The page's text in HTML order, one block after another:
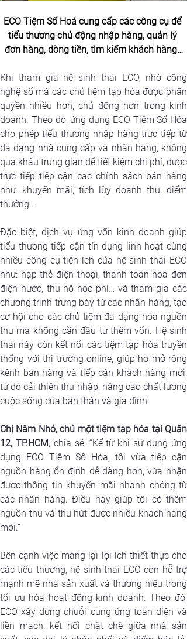
ECO Tiệm Số Hoá cung cấp các công cụ để
tiểu thương chủ động nhập hàng, quản lý
đơn hàng, dòng tiền, tìm kiếm khách hàng…
Khi tham gia hệ sinh thái ECO, nhờ công
nghệ số mà các chủ tiệm tạp hóa được phân
quyền nhiều hơn, chủ động hơn trong kinh
doanh. Theo đó, ứng dụng ECO Tiệm Số Hóa
cho phép tiểu thương nhập hàng trực tiếp từ
đa dạng nhà cung cấp và nhãn hàng, không
qua khâu trung gian để tiết kiệm chi phí, được
trực tiếp tiếp cận các chính sách bán hàng
như: khuyến mãi, tích lũy doanh thu, điểm
thưởng…
Đặc biệt, dịch vụ ứng vốn kinh doanh giúp
tiểu thương tiếp cận tín dụng linh hoạt cùng
nhiều công cụ tiện ích của hệ sinh thái ECO
như: nạp thẻ điện thoại, thanh toán hóa đơn
điện nước, thu hộ học phí… và tham gia các
chương trình trưng bày từ các nhãn hàng, tạo
cơ hội cho các chủ tiệm đa dạng hóa nguồn
thu mà không cần đầu tư thêm vốn. Hệ sinh
thái này còn kết nối các tiệm tạp hóa truyền
thống với thị trường online, giúp họ mở rộng
kênh bán hàng và tiếp cận khách hàng mới,
từ đó cải thiện thu nhập, nâng cao chất lượng
cuộc sống của bản thân và gia đình.
Chị Năm Nhỏ, chủ một tiệm tạp hóa tại Quận
12, TP.HCM, chia sẻ: “Kể từ khi sử dụng ứng
dụng ECO Tiệm Số Hóa, tôi vừa tiếp cận
nguồn hàng ổn định dễ dàng hơn, vừa nhận
được thông tin khuyến mãi nhanh chóng từ
các nhãn hàng. Điều này giúp tôi có thêm
nguồn thu và thu hút được nhiều khách hàng
mới.”
Bên cạnh việc mang lại lợi ích thiết thực cho
các tiểu thương, hệ sinh thái ECO còn hỗ trợ
mạnh mẽ nhà sản xuất và thương hiệu trong
tối ưu hóa hoạt động kinh doanh. Theo đó,
ECO xây dựng chuỗi cung ứng toàn diện và
liền mạch, kết nối chặt chẽ giữa nhà sản